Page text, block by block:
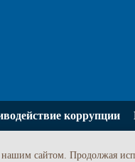
коррупции
сайтом. Продолжая